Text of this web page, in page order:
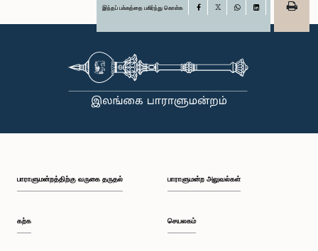
இந்தப் பக்கத்தை பகிர்ந்து கொள்க Facebook
பாராளுமன்றத்திற்கு வருகை தருதல்
கற்க
பாராளுமன்ற அலுவல்கள்
செயலகம்